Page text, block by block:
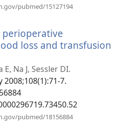
pubmed/15127194
loss and transfusion
Na J, Sessler DI.
7.
pubmed/18156884